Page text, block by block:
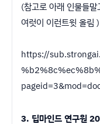
(참고로 아래 인물들
여럿이 이런트윗 올림 )
https://
3. 딥마인드 연구원